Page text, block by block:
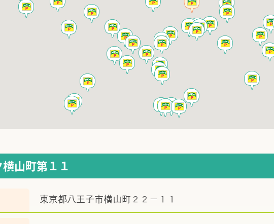
山町第１１
東京都八王子市横山町２２－１１